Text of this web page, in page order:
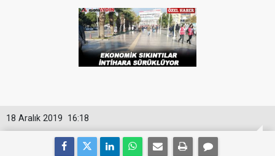
16:18
18 Aralık 2019